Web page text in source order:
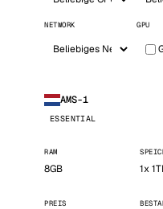
NETWORK GPU
AMS-1
ESSENTIAL
RAM
8GB 1x
PREIS